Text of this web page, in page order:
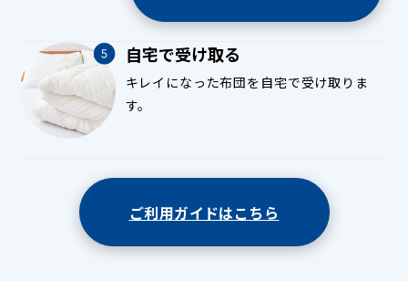
自宅で受け取る
キレイになった布団を自宅で受け取りま
す。
ご利用ガイドはこちら